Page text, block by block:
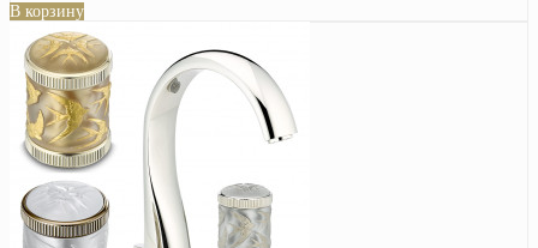
В корзину